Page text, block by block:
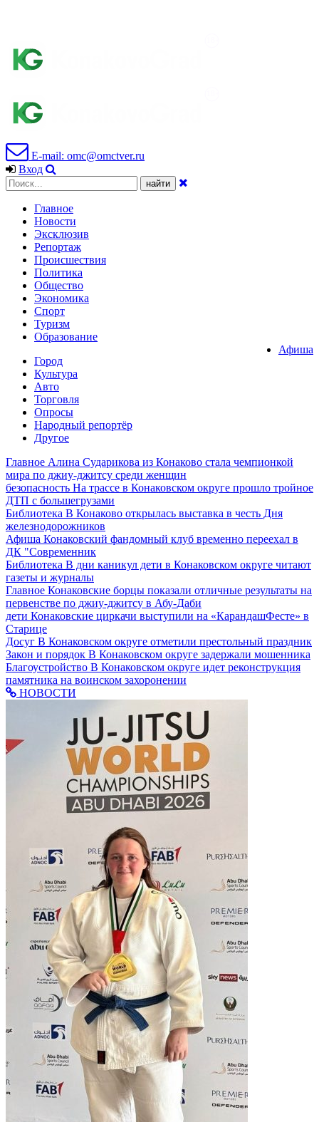
E-mail: omc@omctver.ru
Вход
Главное
Новости
Эксклюзив
Репортаж
Происшествия
Политика
Общество
Экономика
Спорт
Туризм
Образование
Афиша
Город
Культура
Авто
Торговля
Опросы
Народный репортёр
Другое
Главное Алина Сударикова из Конаково стала чемпионкой
мира по джиу-джитсу среди женщин
безопасность На трассе в Конаковском округе прошло тройное
ДТП с большегрузами
Библиотека В Конаково открылась выставка в честь Дня
железнодорожников
Афиша Конаковский фандомный клуб временно переехал в
ДК "Современник
Библиотека В дни каникул дети в Конаковском округе читают
газеты и журналы
Главное Конаковские борцы показали отличные результаты на
первенстве по джиу-джитсу в Абу-Даби
дети Конаковские циркачи выступили на «КарандашФесте» в
Старице
Досуг В Конаковском округе отметили престольный праздник
Закон и порядок В Конаковском округе задержали мошенника
Благоустройство В Конаковском округе идет реконструкция
памятника на воинском захоронении
НОВОСТИ